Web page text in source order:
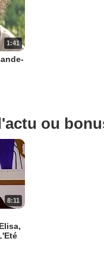
1:41
ou
8:11